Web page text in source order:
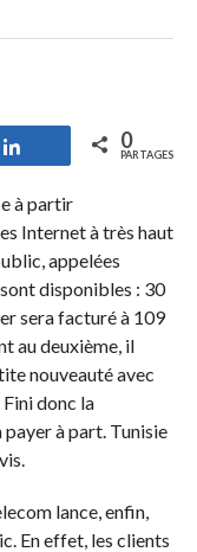
Partagez 0
PARTAGES
à partir
Internet à très haut
appelées
disponibles : 30
sera facturé à 109
au deuxième, il
nouveauté avec
donc la
payer à part. Tunisie
lance, enfin,
En effet, les clients